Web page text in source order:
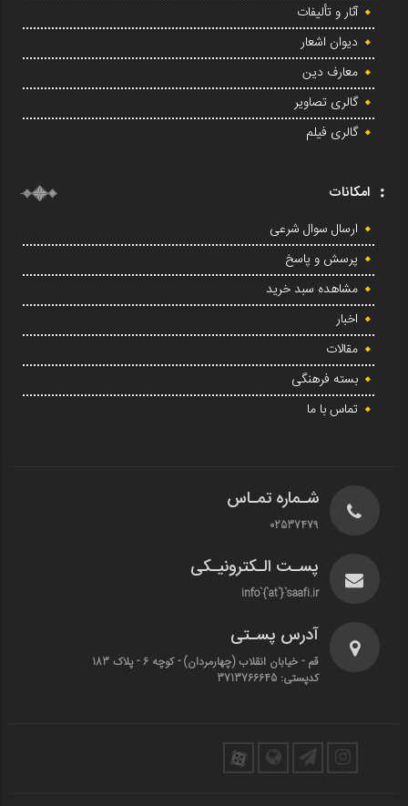
آثار و تألیفات
دیوان اشعار
معارف دین
گالری تصاویر
گالری فیلم
امکانات
ارسال سوال شرعی
پرسش و پاسخ
مشاهده سبد خرید
اخبار
مقالات
بسته فرهنگی
تماس با ما
شـماره تمـاس
02537479
پسـت الـکترونیـکی
info`{`at`}`saafi.ir
آدرس پسـتی
قم - خیابان انقلاب (چهارمردان)‌ - کوچه 6 - پلاک 183
کدپستی: 3713766645